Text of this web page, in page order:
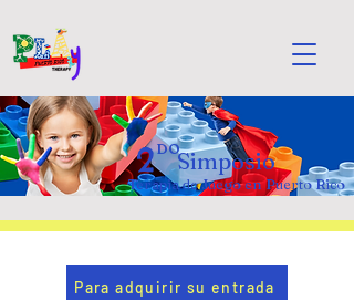
2
Terapia de Juego en Puerto Rico
Simposio
DO
Para adquirir su entrada